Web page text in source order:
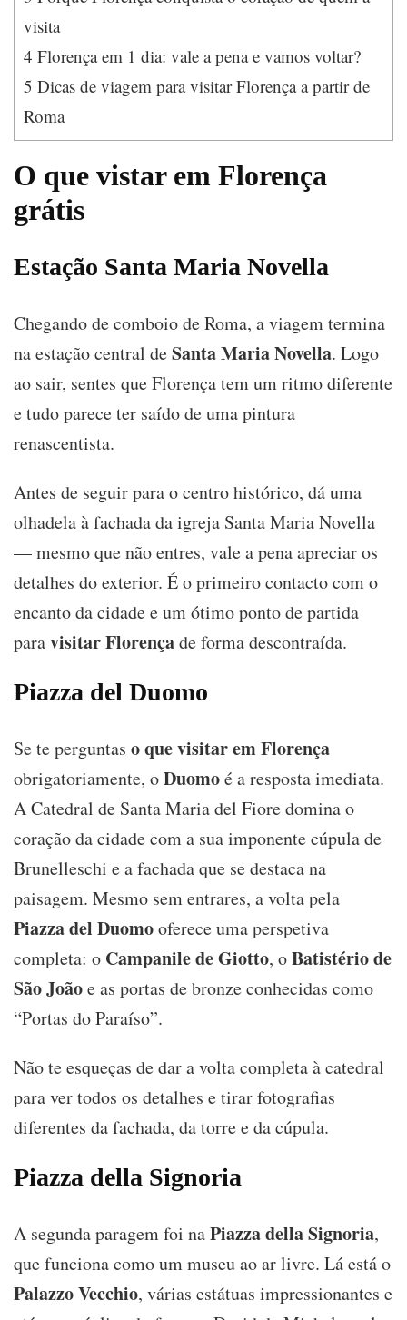
visita
4 Florença em 1 dia: vale a pena e vamos voltar?
5 Dicas de viagem para visitar Florença a partir de
Roma
O que vistar em Florença
grátis
Estação Santa Maria Novella
Chegando de comboio de Roma, a viagem termina
na estação central deSanta Maria Novella. Logo
ao sair, sentes que Florença tem um ritmo diferente
e tudo parece ter saído de uma pintura
renascentista.
Antes de seguir para o centro histórico, dá uma
olhadela à fachada da igreja Santa Maria Novella
— mesmo que não entres, vale a pena apreciar os
detalhes do exterior. É o primeiro contacto com o
encanto da cidade e um ótimo ponto de partida
paravisitar Florençade forma descontraída.
Piazza del Duomo
Se te perguntas o que visitar em Florença
obrigatoriamente, oDuomoé a resposta imediata.
A Catedral de Santa Maria del Fiore domina o
coração da cidade com a sua imponente cúpula de
Brunelleschi e a fachada que se destaca na
paisagem. Mesmo sem entrares, a volta pela
Piazza del Duomooferece uma perspetiva
completa: o Campanile de Giotto, oBatistério de
São Joãoe as portas de bronze conhecidas como
“Portas do Paraíso”.
Não te esqueças de dar a volta completa à catedral
para ver todos os detalhes e tirar fotografias
diferentes da fachada, da torre e da cúpula.
Piazza della Signoria
A segunda paragem foi naPiazza della Signoria,
que funciona como um museu ao ar livre. Lá está o
Palazzo Vecchio, várias estátuas impressionantes e